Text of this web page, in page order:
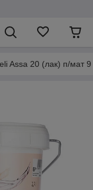
Assa 20 (лак) п/мат